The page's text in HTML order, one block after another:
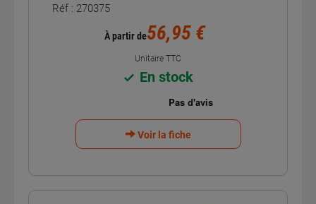
Réf : 270375
À partir de56,95 €
Unitaire TTC
En stock
Voir la fiche